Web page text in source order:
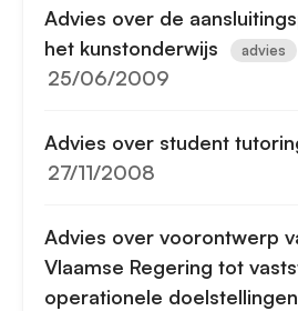
Advies over de
het kunstonderwijs
advies
25/06/2009
Advies over student
27/11/2008
Advies over voorontwerp
Vlaamse Regering tot
operationele